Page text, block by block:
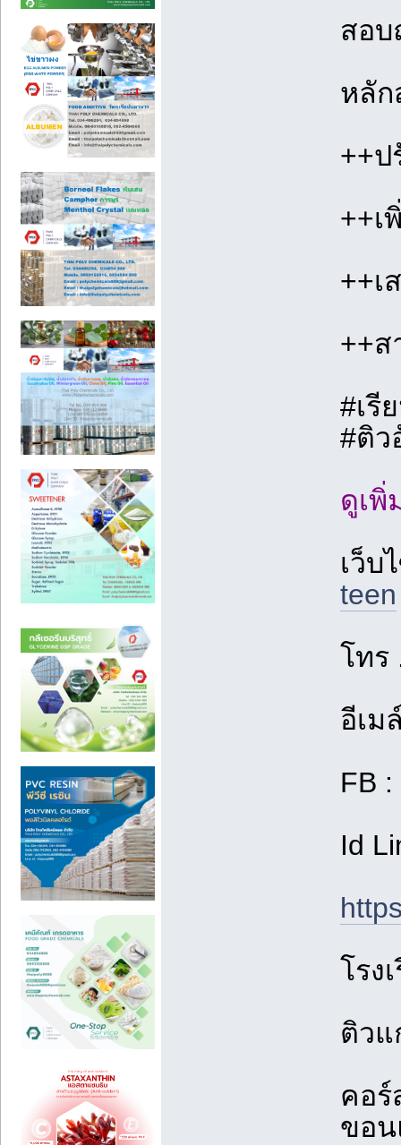
สอบ
หลัก
++
++เ
++เ
++ส
#เรี
#ติว
ดูเ
เว็บ
teen
โทร
อีเม
FB
Id
โรง
ติวแ
คอร์
ขอ